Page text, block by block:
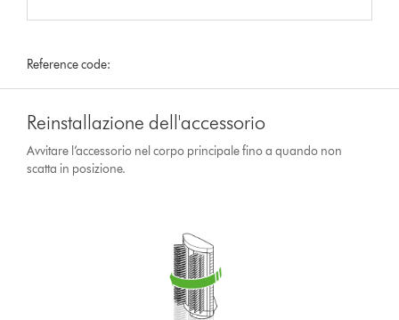
Reference code:
Reinstallazione dell'accessorio
Avvitare l’accessorio nel corpo principale fino a quando non
scatta in posizione.